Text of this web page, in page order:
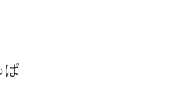
ぱ